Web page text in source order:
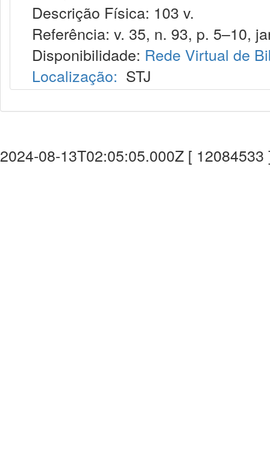
Descrição Física: 103 v.
Referência: v. 35, n. 93, p. 5–10,
Disponibilidade: Rede Virtual de
Localização: STJ
2024-08-13T02:05:05.000Z [ 12084533